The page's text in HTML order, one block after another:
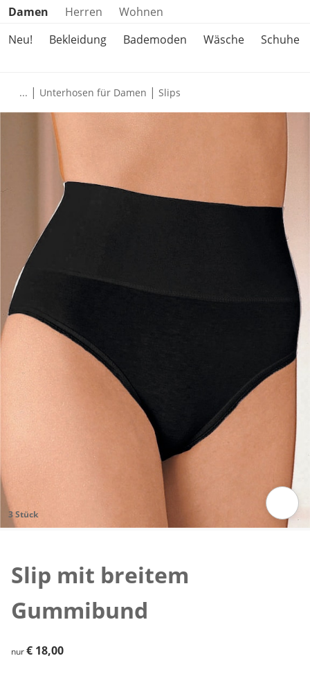
Produktkategorien überspringen
Damen Herren
Wohnen
Neu!
Bekleidung Bademoden Wäsche Schuhe
... | Unterhosen für Damen | Slips
3 Stück
Slip mit breitem
Gummibund
€ 18,00
nur€ 18,00